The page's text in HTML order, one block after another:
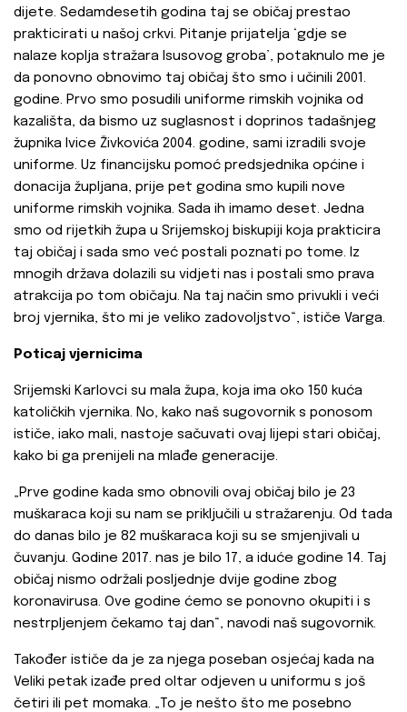
dijete. Sedamdesetih godina taj se običaj prestao
prakticirati u našoj crkvi. Pitanje prijatelja ‘gdje se
nalaze koplja stražara Isusovog groba’, potaknulo me je
da ponovno obnovimo taj običaj što smo i učinili 2001.
godine. Prvo smo posudili uniforme rimskih vojnika od
kazališta, da bismo uz suglasnost i doprinos tadašnjeg
župnika Ivice Živkovića 2004. godine, sami izradili svoje
uniforme. Uz financijsku pomoć predsjednika općine i
donacija župljana, prije pet godina smo kupili nove
uniforme rimskih vojnika. Sada ih imamo deset. Jedna
smo od rijetkih župa u Srijemskoj biskupiji koja prakticira
taj običaj i sada smo već postali poznati po tome. Iz
mnogih država dolazili su vidjeti nas i postali smo prava
atrakcija po tom običaju. Na taj način smo privukli i veći
broj vjernika, što mi je veliko zadovoljstvo“, ističe Varga.
Poticaj vjernicima
Srijemski Karlovci su mala župa, koja ima oko 150 kuća
katoličkih vjernika. No, kako naš sugovornik s ponosom
ističe, iako mali, nastoje sačuvati ovaj lijepi stari običaj,
kako bi ga prenijeli na mlađe generacije.
„Prve godine kada smo obnovili ovaj običaj bilo je 23
muškaraca koji su nam se priključili u stražarenju. Od tada
do danas bilo je 82 muškaraca koji su se smjenjivali u
čuvanju. Godine 2017. nas je bilo 17, a iduće godine 14. Taj
običaj nismo održali posljednje dvije godine zbog
koronavirusa. Ove godine ćemo se ponovno okupiti i s
nestrpljenjem čekamo taj dan“, navodi naš sugovornik.
Također ističe da je za njega poseban osjećaj kada na
Veliki petak izađe pred oltar odjeven u uniformu s još
četiri ili pet momaka. „To je nešto što me posebno